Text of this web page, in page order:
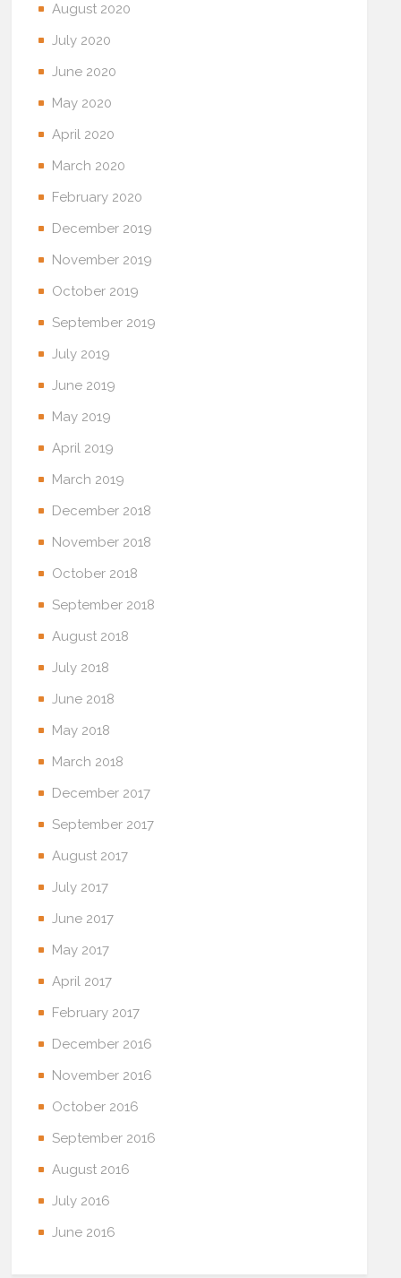
August 2020
July 2020
June 2020
May 2020
April 2020
March 2020
February 2020
December 2019
November 2019
October 2019
September 2019
July 2019
June 2019
May 2019
April 2019
March 2019
December 2018
November 2018
October 2018
September 2018
August 2018
July 2018
June 2018
May 2018
March 2018
December 2017
September 2017
August 2017
July 2017
June 2017
May 2017
April 2017
February 2017
December 2016
November 2016
October 2016
September 2016
August 2016
July 2016
June 2016